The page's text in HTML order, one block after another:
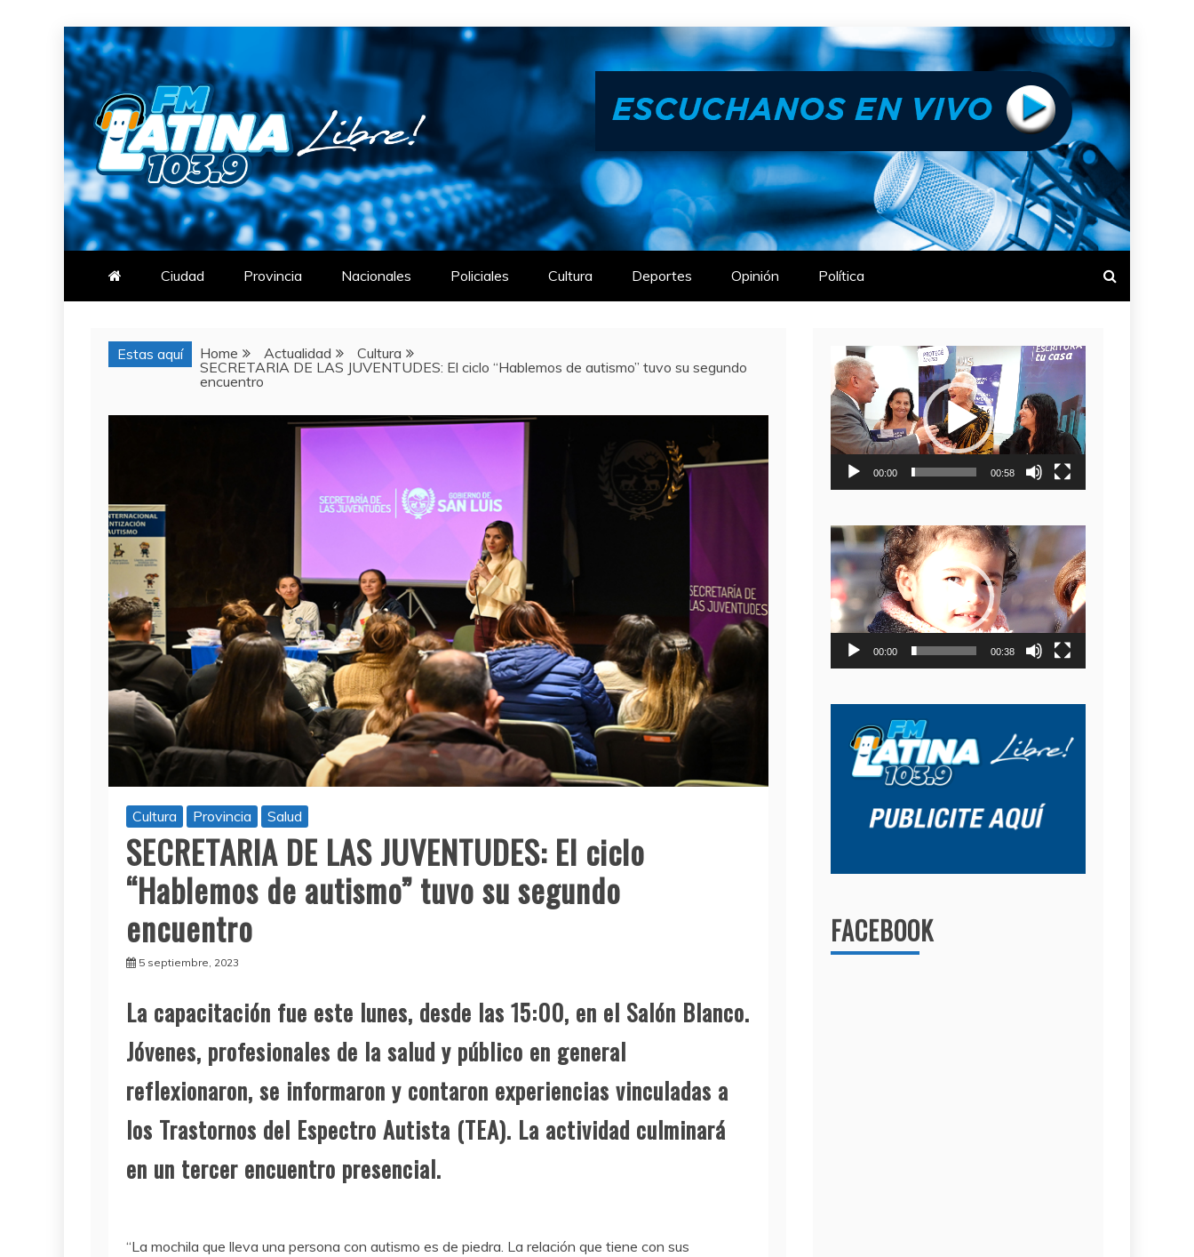
Skip
to
content
FM LATINA
NOTICIAS
Ciudad Provincia Nacionales Policiales Cultura Deportes Opinión Política
Estas aquí Home Actualidad
Cultura
SECRETARIA DE LAS JUVENTUDES: El ciclo “Hablemos de autismo” tuvo su segundo
encuentro
Cultura Provincia Salud
SECRETARIA DE LAS JUVENTUDES: El ciclo
“Hablemos de autismo” tuvo su segundo
encuentro
5 septiembre, 2023
La capacitación fue este lunes, desde las 15:00, en el Salón Blanco.
Jóvenes, profesionales de la salud y público en general
reflexionaron, se informaron y contaron experiencias vinculadas a
los Trastornos del Espectro Autista (TEA). La actividad culminará
en un tercer encuentro presencial.
“La mochila que lleva una persona con autismo es de piedra. La relación que tiene con sus
Reproductor
de
video
00:00 00:58
Reproductor
de
video
00:00 00:38
FACEBOOK